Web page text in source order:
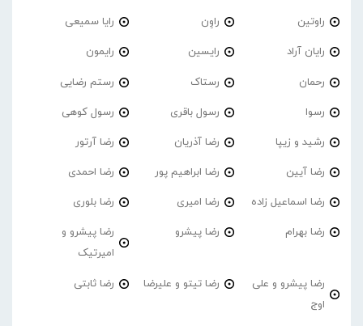
راوتین راوِن رایا سمیعی
رایان آراد رایسین رایمون
رحمان رستاک رستم رضایی
رسوا رسول باقری رسول کوهی
رشید و زیپا رضا آذریان رضا آرتور
رضا آیین رضا ابراهیم پور رضا احمدی
رضا اسماعیل زاده رضا امیری رضا بلوری
رضا بهرام رضا پیشرو
رضا پیشرو و
امیرتیک
رضا پیشرو و علی
اوج
رضا تیتو و علیرضا رضا ثابتی